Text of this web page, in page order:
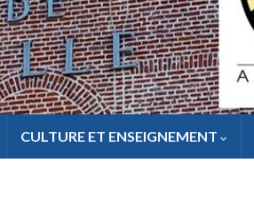
CULTURE ET ENSEIGNEMENT